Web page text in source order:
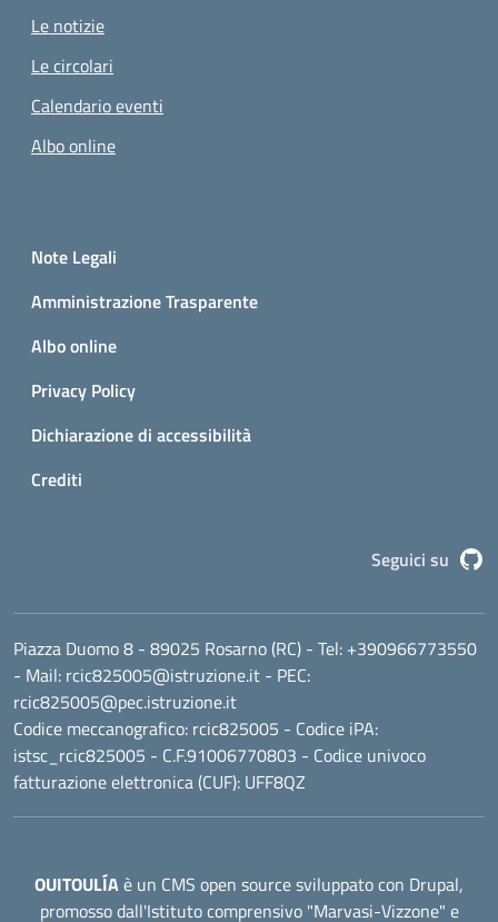
Le notizie
Le circolari
Calendario eventi
Albo online
Small prints
Note Legali
Amministrazione Trasparente
Albo online
Privacy Policy
Dichiarazione di accessibilità
Crediti
Seguici su
Piazza Duomo 8 - 89025 Rosarno (RC) - Tel: +390966773550
- Mail: rcic825005@istruzione.it - PEC:
rcic825005@pec.istruzione.it
Codice meccanografico: rcic825005 - Codice iPA:
istsc_rcic825005 - C.F.91006770803 - Codice univoco
fatturazione elettronica (CUF): UFF8QZ
OUITOULÍAè un CMS open source sviluppato con Drupal,
promosso dall'Istituto comprensivo "Marvasi-Vizzone" e